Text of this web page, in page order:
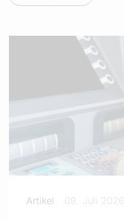
Artikel 09. Juli 2026